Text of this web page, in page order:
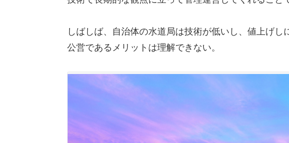
しばしば、自治体の水道局は技術が低いし、値上げし
公営であるメリットは理解できない。